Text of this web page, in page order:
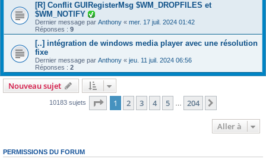
[R] Conflit GUIRegisterMsg $WM_DROPFILES et
$WM_NOTIFY
Dernier message par Anthony « mer. 17 juil. 2024 01:42
Réponses : 9
[..] intégration de windows media player avec une résolution
fixe
Dernier message par Anthony « jeu. 11 juil. 2024 06:56
Réponses : 2
Nouveau sujet
10183 sujets Page 1sur204
1 2 3 4 5 204
Aller à
PERMISSIONS DU FORUM